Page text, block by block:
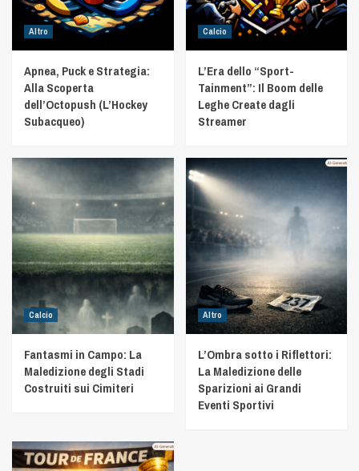
Altro
Apnea, Puck e Strategia:
Alla Scoperta
dell’Octopush (L’Hockey
Subacqueo)
Calcio
L’Era dello “Sport-
Tainment”: Il Boom delle
Leghe Create dagli
Streamer
Calcio
Fantasmi in Campo: La
Maledizione degli Stadi
Costruiti sui Cimiteri
Altro
L’Ombra sotto i Riflettori:
La Maledizione delle
Sparizioni ai Grandi
Eventi Sportivi